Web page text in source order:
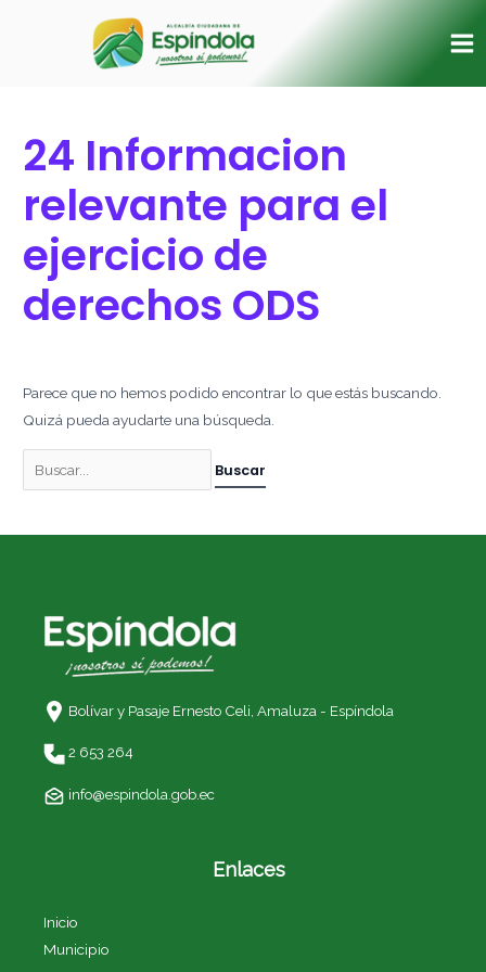
24 Informacion
relevante para el
ejercicio de
derechos ODS
Parece que no hemos podido encontrar lo que estás buscando.
Quizá pueda ayudarte una búsqueda.
Bolívar y Pasaje Ernesto Celi, Amaluza - Espíndola
2 653 264
info@espindola.gob.ec
Enlaces
Inicio
Municipio